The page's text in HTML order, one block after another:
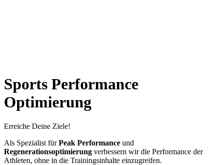
Sports Performance
Optimierung
Erreiche Deine Ziele!
Als Spezialist fürPeak Performance und
Regenerationsoptimierung verbessern wir die Performance der
Athleten, ohne in die Trainingsinhalte einzugreifen.